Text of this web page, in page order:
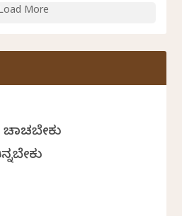
More
ಚಾಚಬೇಕು